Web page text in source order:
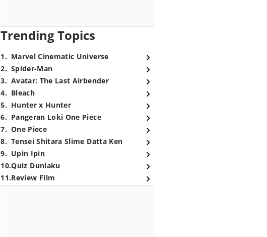
Trending Topics
1. Marvel Cinematic Universe
2. Spider-Man
3. Avatar: The Last Airbender
4. Bleach
5. Hunter x Hunter
6. Pangeran Loki One Piece
7. One Piece
8. Tensei Shitara Slime Datta Ken
9. Upin Ipin
10.Quiz Duniaku
11.Review Film